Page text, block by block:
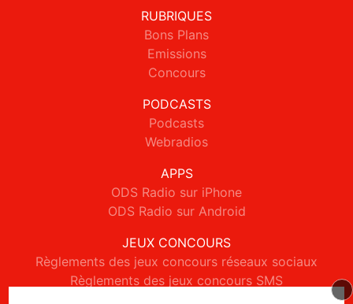
RUBRIQUES
Bons Plans
Emissions
Concours
PODCASTS
Podcasts
Webradios
APPS
ODS Radio sur iPhone
ODS Radio sur Android
JEUX CONCOURS
Règlements des jeux concours réseaux sociaux
Règlements des jeux concours SMS